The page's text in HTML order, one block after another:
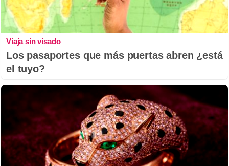
Viaja sin visado
Los pasaportes que más puertas abren ¿está
el tuyo?